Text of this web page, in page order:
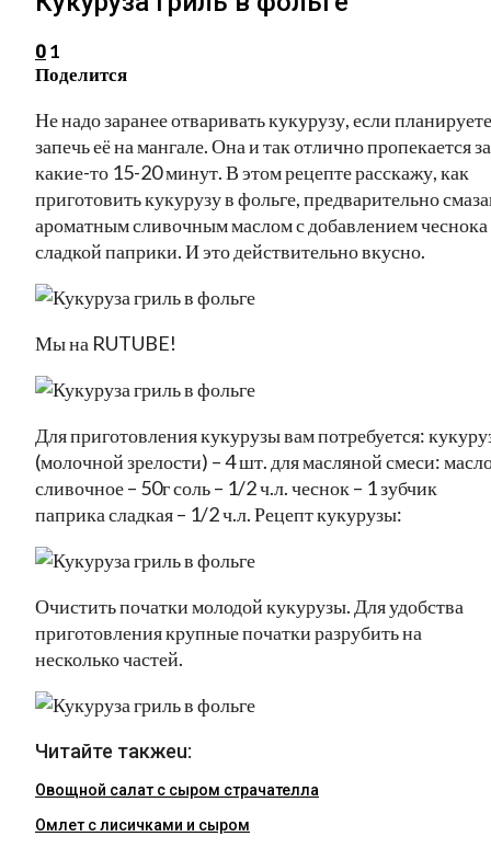
0 1
Поделится
Не надо заранее отваривать кукурузу, если планируете
запечь её на мангале. Она и так отлично пропекается за
какие-то 15-20 минут. В этом рецепте расскажу, как
приготовить кукурузу в фольге, предварительно
ароматным сливочным маслом с добавлением
сладкой паприки. И это действительно вкусно.
Мы на RUTUBE!
Для приготовления кукурузы вам потребуется:
(молочной зрелости) – 4 шт. для масляной смеси:
сливочное – 50г соль – 1/2 ч.л. чеснок – 1 зубчик
паприка сладкая – 1/2 ч.л. Рецепт кукурузы:
Очистить початки молодой кукурузы. Для удобства
приготовления крупные початки разрубить на
несколько частей.
Читайте такжеu:
Овощной салат с сыром страчателла
Омлет с лисичками и сыром